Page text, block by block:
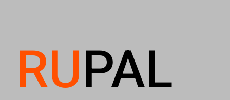
RUPAL